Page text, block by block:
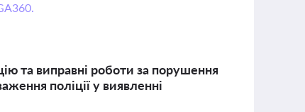
та виправні роботи за порушення
поліції у виявленні